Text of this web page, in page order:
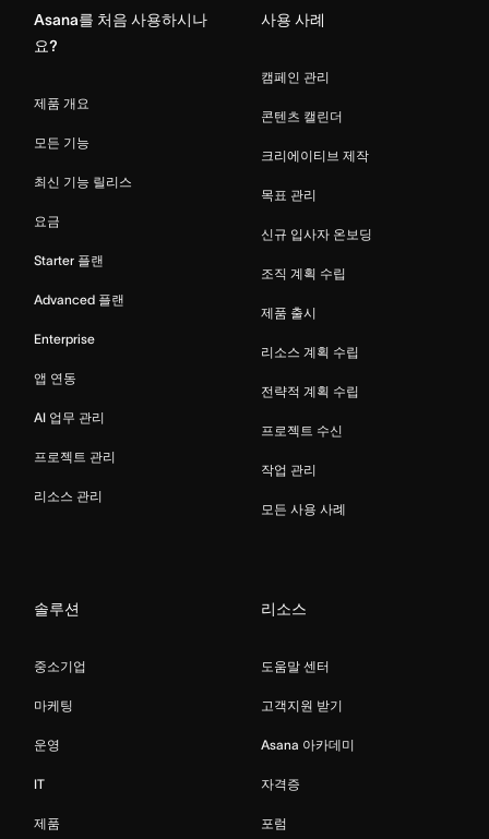
Asana를 처음 사용하시나
요?
제품 개요
모든 기능
최신 기능 릴리스
요금
Starter 플랜
Advanced 플랜
Enterprise
앱 연동
AI 업무 관리
프로젝트 관리
리소스 관리
사용 사례
캠페인 관리
콘텐츠 캘린더
크리에이티브 제작
목표 관리
신규 입사자 온보딩
조직 계획 수립
제품 출시
리소스 계획 수립
전략적 계획 수립
프로젝트 수신
작업 관리
모든 사용 사례
솔루션
중소기업
마케팅
운영
IT
제품
리소스
도움말 센터
고객지원 받기
Asana 아카데미
자격증
포럼